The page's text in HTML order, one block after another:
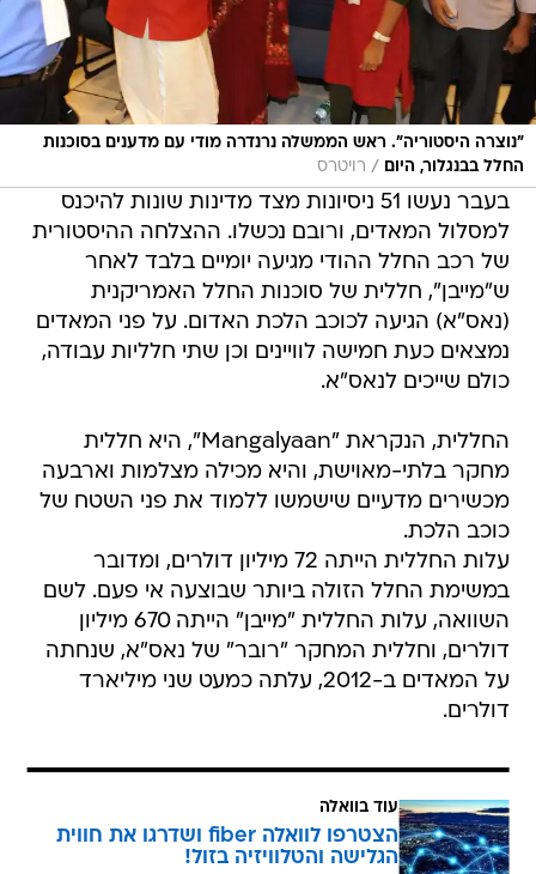
"נוצרה היסטוריה". ראש הממשלה נרנדרה מודי עם מדענים בסוכנות
החלל בבנגלור, היום
/ רויטרס
בעבר נעשו 51 ניסיונות מצד מדינות שונות להיכנס
למסלול המאדים, ורובם נכשלו. ההצלחה ההיסטורית
של רכב החלל ההודי מגיעה יומיים בלבד לאחר
ש"מייבן", חללית של סוכנות החלל האמריקנית
(נאס"א) הגיעה לכוכב הלכת האדום. על פני המאדים
נמצאים כעת חמישה לוויינים וכן שתי חלליות עבודה,
כולם שייכים לנאס"א.
החללית, הנקראת "Mangalyaan", היא חללית
מחקר בלתי-מאוישת, והיא מכילה מצלמות וארבעה
מכשירים מדעיים שישמשו ללמוד את פני השטח של
כוכב הלכת.
עלות החללית הייתה 72 מיליון דולרים, ומדובר
במשימת החלל הזולה ביותר שבוצעה אי פעם. לשם
השוואה, עלות החללית "מייבן" הייתה 670 מיליון
דולרים, וחללית המחקר "רובר" של נאס"א, שנחתה
על המאדים ב-2012, עלתה כמעט שני מיליארד
דולרים.
עוד בוואלה
הצטרפו לוואלה fiber ושדרגו את חווית
הגלישה והטלוויזיה בזול!